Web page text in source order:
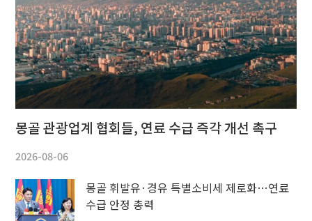
몽골 관광업계 협회들, 연료 수급 즉각 개선 촉구
2026-08-06
몽골 휘발유·경유 특별소비세 제로화…연료
수급 안정 총력